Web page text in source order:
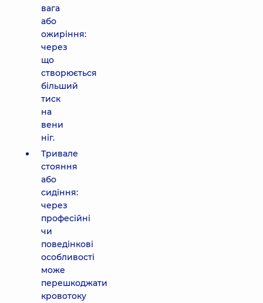
вага
або
ожиріння:
через
що
створюється
більший
тиск
на
вени
ніг.
Тривале
стояння
або
сидіння:
через
професійні
чи
поведінкові
особливості
може
перешкоджати
кровотоку